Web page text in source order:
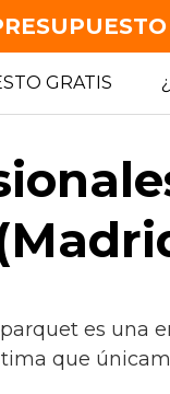
GRATIS
es una
que